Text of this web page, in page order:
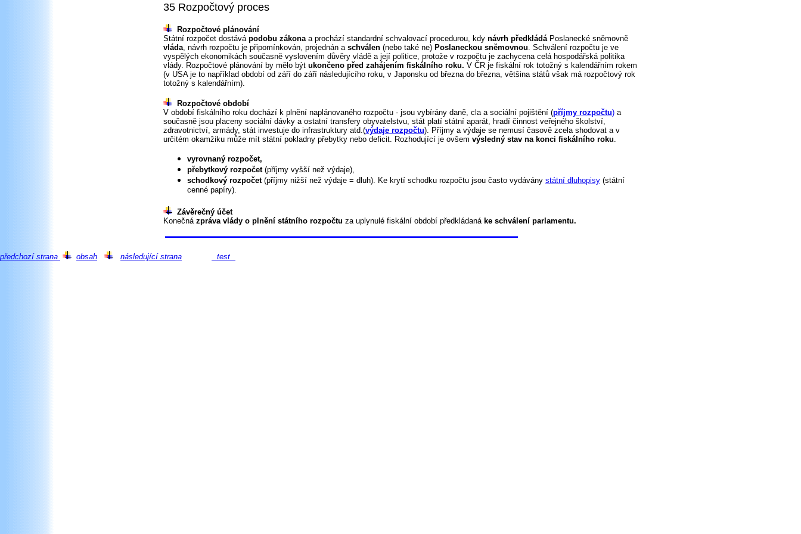
35 Rozpočtový proces
Rozpočtové plánování
Státní rozpočet dostává podobu zákonaa prochází standardní schvalovací procedurou, kdy návrh předkládáPoslanecké sněmovně
vláda, návrh rozpočtu je připomínkován, projednán a schválen (nebo také ne) Poslaneckou sněmovnou. Schválení rozpočtu je ve
vyspělých ekonomikách současně vyslovením důvěry vládě a její politice, protože v rozpočtu je zachycena celá hospodářská politika
vlády. Rozpočtové plánování by mělo být ukončeno před zahájením fiskálního roku. V ČR je fiskální rok totožný s kalendářním rokem
(v USA je to například období od září do září následujícího roku, v Japonsku od března do března, většina států však má rozpočtový rok
totožný s kalendářním).
Rozpočtové období
V období fiskálního roku dochází k plnění naplánovaného rozpočtu - jsou vybírány daně, cla a sociální pojištění (příjmy rozpočtu) a
současně jsou placeny sociální dávky a ostatní transfery obyvatelstvu, stát platí státní aparát, hradí činnost veřejného školství,
zdravotnictví, armády, stát investuje do infrastruktury atd.(výdaje rozpočtu). Příjmy a výdaje se nemusí časově zcela shodovat a v
určitém okamžiku může mít státní pokladny přebytky nebo deficit. Rozhodující je ovšem výsledný stav na konci fiskálního roku.
vyrovnaný rozpočet,
přebytkový rozpočet (příjmy vyšší než výdaje),
schodkový rozpočet (příjmy nižší než výdaje = dluh). Ke krytí schodku rozpočtu jsou často vydávány státní dluhopisy (státní
cenné papíry).
Závěrečný účet
Konečná zpráva vlády o plnění státního rozpočtu za uplynulé fiskální období předkládaná ke schválení parlamentu.
předchozí strana obsah následující strana test